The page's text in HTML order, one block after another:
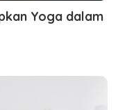
Yoga dalam